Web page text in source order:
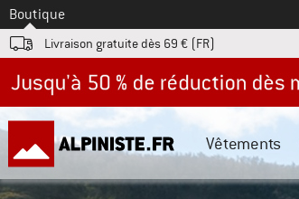
Vers le
Boutique
Livraison gratuite dès 69 € (FR)
Vêtements